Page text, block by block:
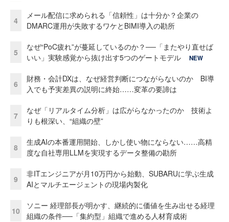
4
メール配信に求められる「信頼性」は十分か？企業の
DMARC運用が失敗するワケとBIMI導入の勘所
5
なぜ“PoC疲れ”が蔓延しているのか？──「またやり直せば
いい」実験感覚から抜け出す5つのゲートモデル
NEW
6
財務・会計DXは、なぜ経営判断につながらないのか BI導
入でも予実差異の説明に終始……変革の要諦は
7
なぜ「リアルタイム分析」は広がらなかったのか 技術よ
りも根深い、“組織の壁”
8
生成AIの本番運用開始、しかし使い物にならない……高精
度な自社専用LLMを実現するデータ整備の勘所
9
非ITエンジニアが月10万円から始動、SUBARUに学ぶ生成
AIとマルチエージェントの現場内製化
10
ソニー 経理部長が明かす、継続的に価値を生み出せる経理
組織の条件──「集約型」組織で進める人材育成術